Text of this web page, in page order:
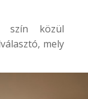
szín közül
mely